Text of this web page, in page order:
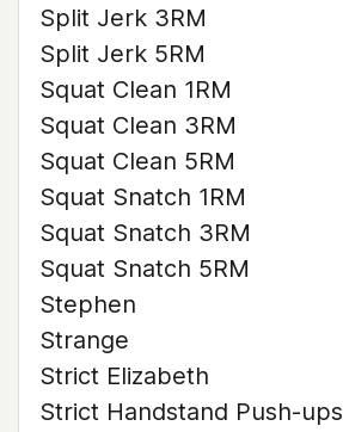
Split Jerk 3RM
Split Jerk 5RM
Squat Clean 1RM
Squat Clean 3RM
Squat Clean 5RM
Squat Snatch 1RM
Squat Snatch 3RM
Squat Snatch 5RM
Stephen
Strange
Strict Elizabeth
Strict Handstand Push-ups